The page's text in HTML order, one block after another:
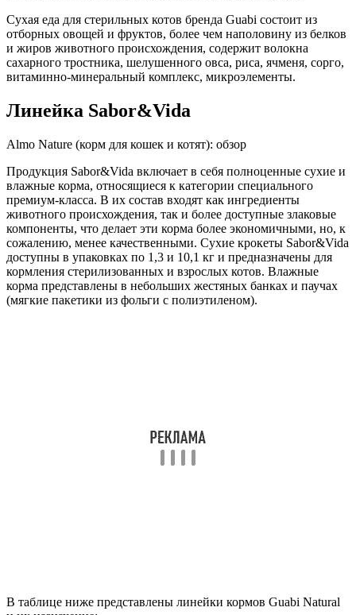
Сухая еда для стерильных котов бренда Guabi состоит из
отборных овощей и фруктов, более чем наполовину из белков
и жиров животного происхождения, содержит волокна
сахарного тростника, шелушенного овса, риса, ячменя, сорго,
витаминно-минеральный комплекс, микроэлементы.
Линейка Sabor&Vida
Almo Nature (корм для кошек и котят): обзор
Продукция Sabor&Vida включает в себя полноценные сухие и
влажные корма, относящиеся к категории специального
премиум-класса. В их состав входят как ингредиенты
животного происхождения, так и более доступные злаковые
компоненты, что делает эти корма более экономичными, но, к
сожалению, менее качественными. Сухие крокеты Sabor&Vida
доступны в упаковках по 1,3 и 10,1 кг и предназначены для
кормления стерилизованных и взрослых котов. Влажные
корма представлены в небольших жестяных банках и паучах
(мягкие пакетики из фольги с полиэтиленом).
В таблице ниже представлены линейки кормов Guabi Natural